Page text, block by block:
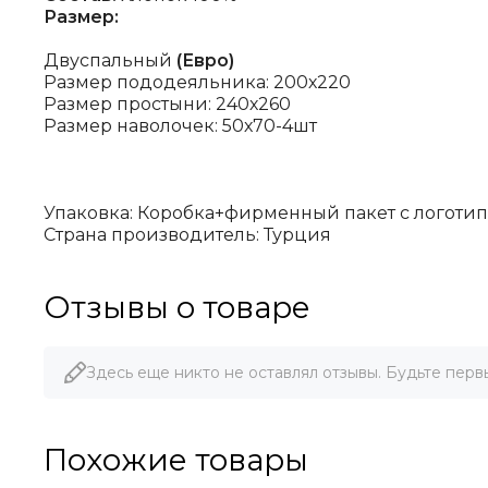
Размер:
Двуспальный (Евро)
Размер пододеяльника: 200х220
Размер простыни: 240х260
Размер наволочек: 50х70-4шт
Упаковка: Коробка+фирменный пакет с
Страна производитель: Турция
Отзывы о товаре
Здесь еще никто не оставлял отзывы. Будьте
Похожие товары